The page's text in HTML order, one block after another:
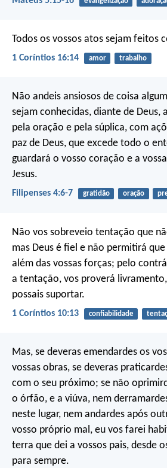
Todos os vossos atos sejam feitos
1 Coríntios 16:14 amor trabalho
Não andeis ansiosos de coisa
sejam conhecidas, diante de Deus,
pela oração e pela súplica, com
paz de Deus, que excede todo o
guardará o vosso coração e a
Jesus.
Filipenses 4:6-7 gratidão oração
Não vos sobreveio tentação que
mas Deus é fiel e não permitirá
além das vossas forças; pelo
a tentação, vos proverá
possais suportar.
1 Coríntios 10:13 confiabilidade
Mas, se deveras emendardes os
vossas obras, se deveras
com o seu próximo; se não
o órfão, e a viúva, nem
neste lugar, nem andardes após
vosso próprio mal, eu vos farei
terra que dei a vossos pais, desde
para sempre.